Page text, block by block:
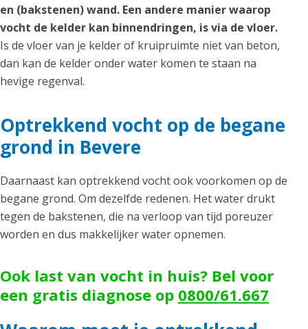
en (bakstenen) wand. Een andere manier waarop
vocht de kelder kan binnendringen, is via de vloer.
Is de vloer van je kelder of kruipruimte niet van beton,
dan kan de kelder onder water komen te staan na
hevige regenval.
Optrekkend vocht op de begane
grond in Bevere
Daarnaast kan optrekkend vocht ook voorkomen op de
begane grond. Om dezelfde redenen. Het water drukt
tegen de bakstenen, die na verloop van tijd poreuzer
worden en dus makkelijker water opnemen.
Ook last van vocht in huis? Bel voor
een gratis diagnose op 0800/61.667